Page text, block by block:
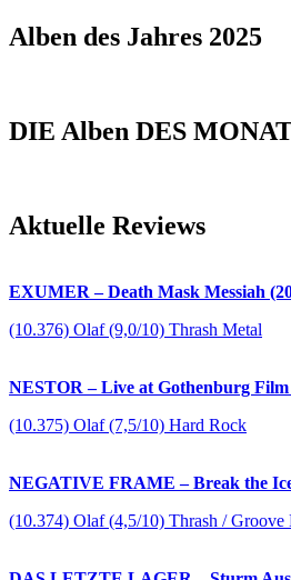
Alben des Jahres 2025
DIE Alben DES
Aktuelle Reviews
EXUMER – Death Mask Messiah
(10.376) Olaf (9,0/10) Thrash Metal
NESTOR – Live at Gothenburg Film
(10.375) Olaf (7,5/10) Hard Rock
NEGATIVE FRAME – Break the
(10.374) Olaf (4,5/10) Thrash / Groove